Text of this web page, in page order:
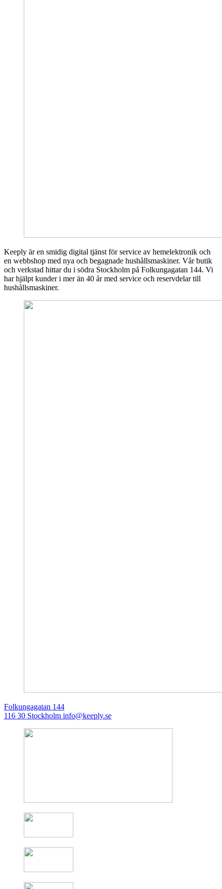
Keeply är en smidig digital tjänst för service av hemelektronik och
en webbshop med nya och begagnade hushållsmaskiner. Vår butik
och verkstad hittar du i södra Stockholm på Folkungagatan 144. Vi
har hjälpt kunder i mer än 40 år med service och reservdelar till
hushållsmaskiner.
Folkungagatan 144
116 30 Stockholm info@keeply.se